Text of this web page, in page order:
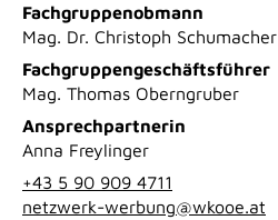
Fachgruppenobmann
Mag. Dr. Christoph Schumacher
Fachgruppengeschäftsführer
Mag. Thomas Oberngruber
Ansprechpartnerin
Anna Freylinger
+43 5 90 909 4711
netzwerk-werbung@wkooe.at